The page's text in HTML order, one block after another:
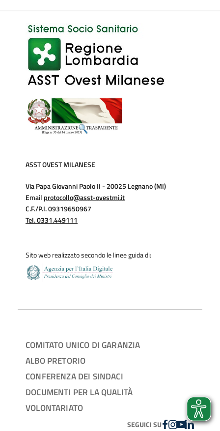
ASST OVEST MILANESE
Via Papa Giovanni Paolo II - 20025 Legnano (MI)
Email protocollo@asst-ovestmi.it
C.F./P.I. 09319650967
Tel. 0331.449111
Sito web realizzato secondo le linee guida di:
COMITATO UNICO DI GARANZIA
ALBO PRETORIO
CONFERENZA DEI SINDACI
DOCUMENTI PER LA QUALITÀ
VOLONTARIATO
SEGUICI SUFACEBOOK
INSTAGRAM
YOUTUBE
LINKEDIN